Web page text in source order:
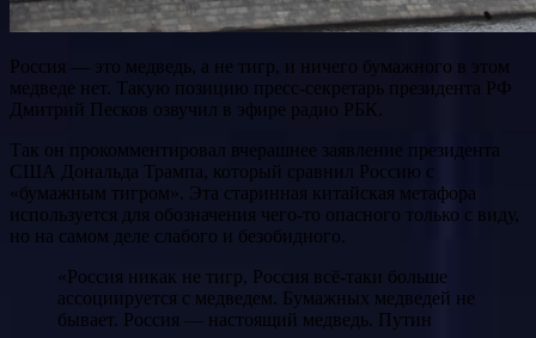
Россия — это медведь, а не тигр, и ничего бумажного в этом
медведе нет. Такую позицию пресс-секретарь президента РФ
Дмитрий Песков озвучил в эфире радио РБК.
Так он прокомментировал вчерашнее заявление президента
США Дональда Трампа, который сравнил Россию с
«бумажным тигром». Эта старинная китайская метафора
используется для обозначения чего-то опасного только с виду,
но на самом деле слабого и безобидного.
«Россия никак не тигр, Россия всё-таки больше
ассоциируется с медведем. Бумажных медведей не
бывает. Россия — настоящий медведь. Путин